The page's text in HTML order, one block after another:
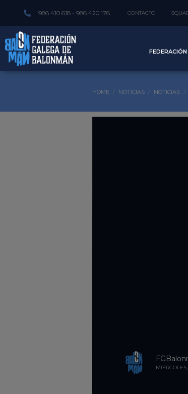
986 410 618 - 986 420 176 CONTACTO
FEDERACIÓN
HOME NOTICIAS NOTICIAS